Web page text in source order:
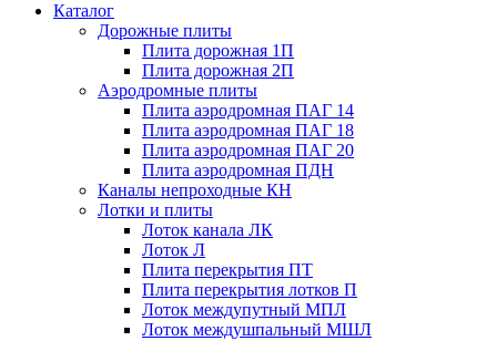
Каталог
Дорожные плиты
Плита дорожная 1П
Плита дорожная 2П
Аэродромные плиты
Плита аэродромная ПАГ 14
Плита аэродромная ПАГ 18
Плита аэродромная ПАГ 20
Плита аэродромная ПДН
Каналы непроходные КН
Лотки и плиты
Лоток канала ЛК
Лоток Л
Плита перекрытия ПТ
Плита перекрытия лотков П
Лоток междупутный МПЛ
Лоток междушпальный МШЛ